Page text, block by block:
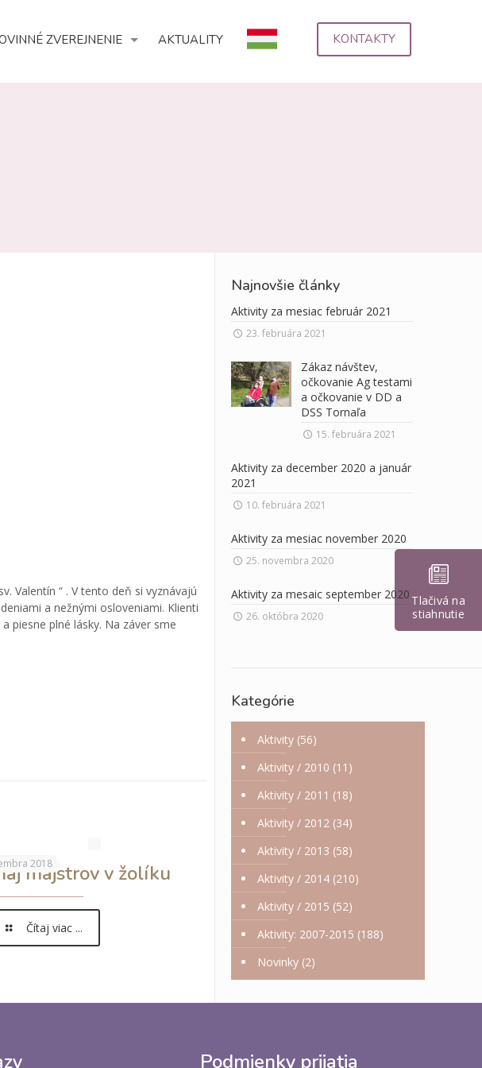
ZVEREJNENIE AKTUALITY KONTAKTY
Valentín “ . V tento deň si vyznávajú
a nežnými osloveniami. Klienti
piesne plné lásky. Na záver sme
2018
majstrov v žolíku
Čítaj viac ...
Najnovšie články
Aktivity za mesiac február 2021
23. februára 2021
Zákaz návštev,
očkovanie Ag testami
a očkovanie v DD a
DSS Tornaľa
15. februára 2021
Aktivity za december 2020 a január
2021
10. februára 2021
Aktivity za mesiac november 2020
25. novembra 2020
Aktivity za mesaic september 2020
26. októbra 2020
Kategórie
Aktivity(56)
Aktivity / 2010 (11)
Aktivity / 2011 (18)
Aktivity / 2012(34)
Aktivity / 2013 (58)
Aktivity / 2014(210)
Aktivity / 2015 (52)
Aktivity: 2007-2015 (188)
Novinky(2)
Tlačivá na
stiahnutie
Podmienky prijatia